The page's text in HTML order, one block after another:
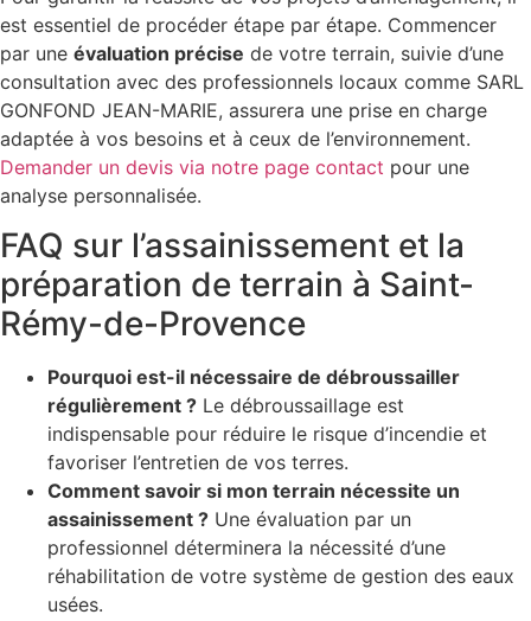
est essentiel de procéder étape par étape. Commencer
par une évaluation précise de votre terrain, suivie d’une
consultation avec des professionnels locaux comme SARL
GONFOND JEAN-MARIE, assurera une prise en charge
adaptée à vos besoins et à ceux de l’environnement.
Demander un devis via notre page contact pour une
analyse personnalisée.
FAQ sur l’assainissement et la
préparation de terrain à Saint-
Rémy-de-Provence
Pourquoi est-il nécessaire de débroussailler
régulièrement ? Le débroussaillage est
indispensable pour réduire le risque d’incendie et
favoriser l’entretien de vos terres.
Comment savoir si mon terrain nécessite un
assainissement ? Une évaluation par un
professionnel déterminera la nécessité d’une
réhabilitation de votre système de gestion des eaux
usées.